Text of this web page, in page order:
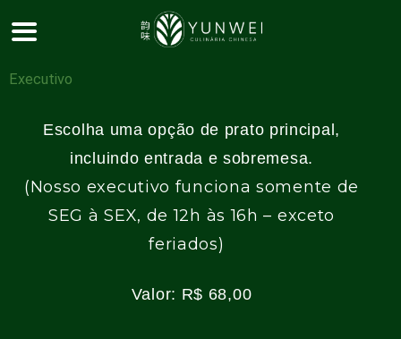
para
conteúdo
Executivo
Escolha uma opção de prato principal,
incluindo entrada e sobremesa.
(Nosso executivo funciona somente de
SEG à SEX, de 12h às 16h – exceto
feriados)
Valor: R$ 68,00